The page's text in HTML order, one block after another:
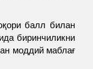
балл билан
биринчиликни
моддий маблағ